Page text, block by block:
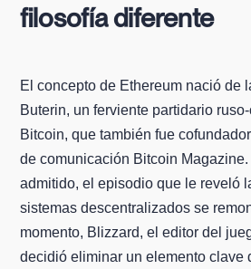
filosofía diferente
El concepto de Ethereum nació de
Buterin, un ferviente partidario
Bitcoin, que también fue
de comunicación Bitcoin
admitido, el episodio que le reveló
sistemas descentralizados se
momento, Blizzard, el editor del
decidió eliminar un elemento clave